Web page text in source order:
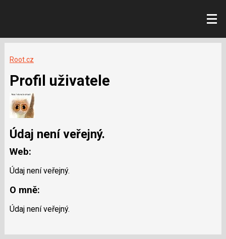
Root.cz
Profil uživatele
Údaj není veřejný.
Web:
Údaj není veřejný.
O mně:
Údaj není veřejný.